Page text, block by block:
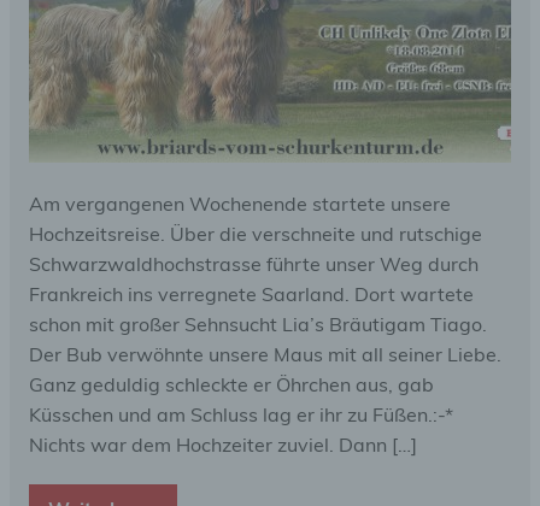
Am vergangenen Wochenende startete unsere
Hochzeitsreise. Über die verschneite und rutschige
Schwarzwaldhochstrasse führte unser Weg durch
Frankreich ins verregnete Saarland. Dort wartete
schon mit großer Sehnsucht Lia’s Bräutigam Tiago.
Der Bub verwöhnte unsere Maus mit all seiner Liebe.
Ganz geduldig schleckte er Öhrchen aus, gab
Küsschen und am Schluss lag er ihr zu Füßen.:-*
Nichts war dem Hochzeiter zuviel. Dann […]